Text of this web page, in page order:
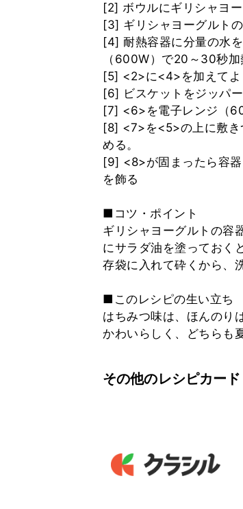
[2] ボウルにギリシャヨ
[3] ギリシャヨーグルト
[4] 耐熱容器に分量の水
（600W）で20～30秒加
[5] <2>に<4>を加えてよ
[6] ビスケットをジッパ
[7] <6>を電子レンジ（
[8] <7>を<5>の上に敷き
める。
[9] <8>が固まったら容
を飾る
■コツ・ポイント
ギリシャヨーグルトの容
にサラダ油を塗っておく
存袋に入れて砕くから、
■このレシピの生い立ち
はちみつ味は、ほんのり
かわいらしく、どちらも
その他のレシピカード